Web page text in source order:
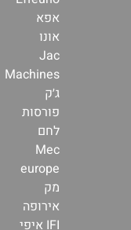
אפא
אונו
Jac
Machines
ג׳ק
פורסות
לחם
Mec
europe
מק
אירופה
IFI איפי